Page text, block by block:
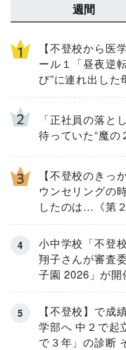
週間
【不登校から医
ール１「昼夜逆
び”に連れ出した
「正社員の落と
待っていた“魔の
【不登校のきっ
ウンセリングの
したのは…《第２
小中学校「不登
翔子さんが審査
子園 2026」が開
【不登校】で成
学部へ 中２で起
で３年」の診断